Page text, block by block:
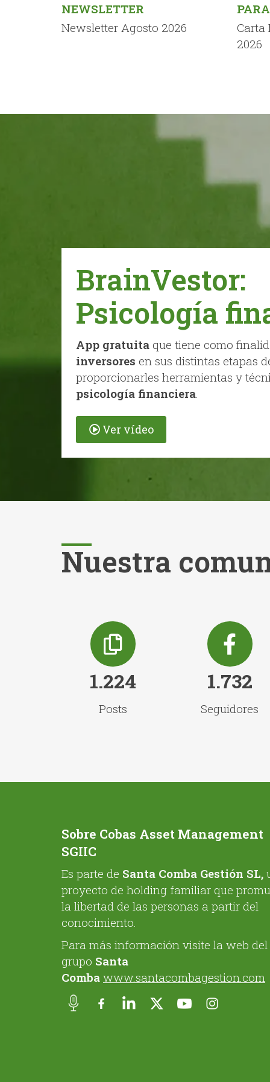
NEWSLETTER
Newsletter Agosto 2026
Carta
2026
BrainVestor:
Psicología
App gratuita que tiene como
inversores en sus distintas etapas
proporcionarles herramientas y
psicología financiera.
Ver vídeo
Nuestra
1.224
Posts
1.732
Seguidores
Sobre Cobas Asset Management
SGIIC
Es parte de Santa Comba Gestión SL,
proyecto de holding familiar que
la libertad de las personas a partir del
conocimiento.
Para más información visite la web del
grupo Santa
Comba www.santacombagestion.com